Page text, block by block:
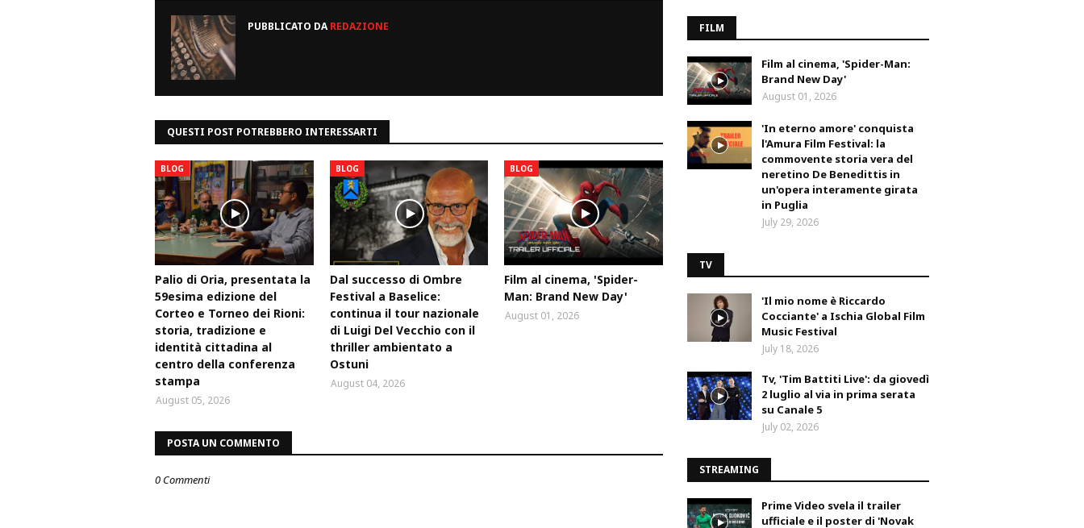
PUBBLICATO DAREDAZIONE
QUESTI POST POTREBBERO INTERESSARTI
BLOG
Palio di Oria, presentata la
59esima edizione del
Corteo e Torneo dei Rioni:
storia, tradizione e
identità cittadina al
centro della conferenza
stampa
August 05, 2026
BLOG
Dal successo di Ombre
Festival a Baselice:
continua il tour nazionale
di Luigi Del Vecchio con il
thriller ambientato a
Ostuni
August 04, 2026
BLOG
Film al cinema, 'Spider-
Man: Brand New Day'
August 01, 2026
POSTA UN COMMENTO
0 Commenti
FILM
Film al cinema, 'Spider-Man:
Brand New Day'
August 01, 2026
'In eterno amore' conquista
l'Amura Film Festival: la
commovente storia vera del
neretino De Benedittis in
un'opera interamente girata
in Puglia
July 29, 2026
TV
'Il mio nome è Riccardo
Cocciante' a Ischia Global Film
Music Festival
July 18, 2026
Tv, 'Tim Battiti Live': da giovedì
2 luglio al via in prima serata
su Canale 5
July 02, 2026
STREAMING
Prime Video svela il trailer
ufficiale e il poster di 'Novak